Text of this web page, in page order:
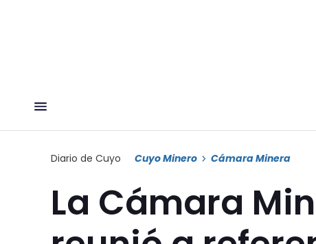
Diario de Cuyo Cuyo Minero Cámara Minera
La Cámara